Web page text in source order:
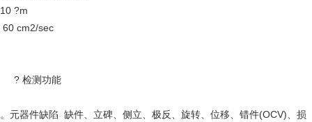
10 ?m
60 cm2/sec
     ? 检测功能
。元器件缺陷  缺件、立碑、侧立、极反、旋转、位移、错件(OCV)、损